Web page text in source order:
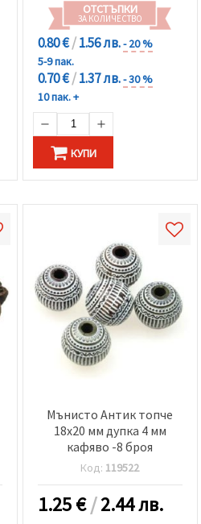
ОТСТЪПКИ
ЗА КОЛИЧЕСТВО
0.80 €/1.56 лв.- 20 %
5-9 пак.
0.70 €/1.37 лв.- 30 %
10 пак. +
КУПИ
Мънисто Антик топче
18x20 мм дупка 4 мм
кафяво -8 броя
Код: 119522
1.25€/2.44 лв.